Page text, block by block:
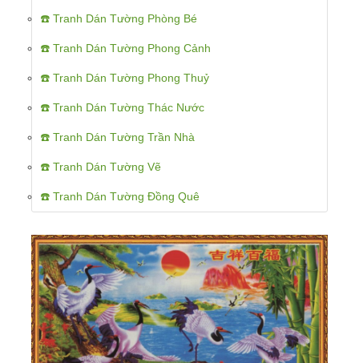
☎️ Tranh Dán Tường Phòng Bé
☎️ Tranh Dán Tường Phong Cảnh
☎️ Tranh Dán Tường Phong Thuỷ
☎️ Tranh Dán Tường Thác Nước
☎️ Tranh Dán Tường Trần Nhà
☎️ Tranh Dán Tường Vẽ
☎️ Tranh Dán Tường Đồng Quê